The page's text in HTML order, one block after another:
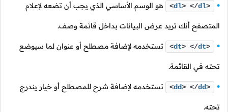
<dl> </dl> هو الوسم الأساسي الذي يجب أن تضعه لإعلام
المتصفح أنك تريد عرض البيانات بداخل قائمة وصف.
<dt> </dt> تستخدمه لإضافة مصطلح أو عنوان لما سيوضع
تحته في القائمة.
<dd> </dd> تستخدمه لإضافة شرح للمصطلح أو خيار يندرج
تحته.